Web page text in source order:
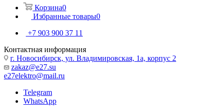
Корзина0
Избранные товары0
+7 903 900 37 11
Контактная информация
г. Новосибирск, ул. Владимировская, 1а, корпус 2
zakaz@e27.su
e27elektro@mail.ru
Telegram
WhatsApp